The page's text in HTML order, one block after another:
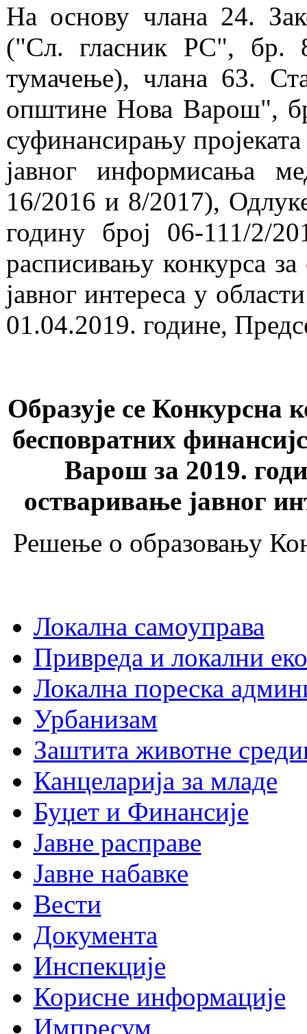
На основу члана 24.
("Сл. гласник РС", бр.
тумачење), члана 63.
општине Нова Варош",
суфинансирању
јавног информисања
16/2016 и 8/2017),
годину број 06-111/2/
расписивању конкурса
јавног интереса у
01.04.2019. године,
Образује се Конкурсна
бесповратних
Варош за 2019.
остваривање јавног
Решење о образовању
Локална самоуправа
Привреда и локални
Локална пореска
Урбанизам
Заштита животне
Канцеларија за младе
Буџет и Финансије
Јавне расправе
Јавне набавке
Вести
Документа
Инспекције
Корисне информације
Импресум